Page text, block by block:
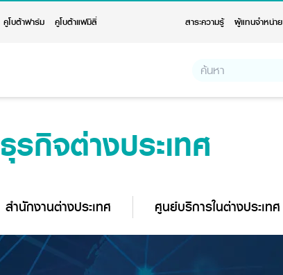
คูโบต้าฟาร์ม คูโบต้าแฟมิลี่ สาระความรู้ ผู้แทนจำหน่าย
ธุรกิจต่างประเทศ
สำนักงานต่างประเทศ ศูนย์บริการในต่างประเทศ